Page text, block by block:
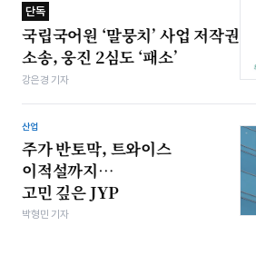
단독
국립국어원 ‘말뭉치’ 사업 저작권
소송, 웅진 2심도 ‘패소’
강은경 기자
산업
주가 반토막, 트와이스
이적설까지…
고민 깊은 JYP
박형민 기자